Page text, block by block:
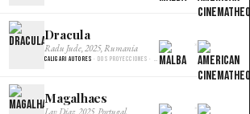
Dracula
Radu Jude, 2025, Rumania
Caligari Autores · Dos proyecciones · Malba Cine
×
Magalhaes
Lav Diaz, 2025, Portugal ×